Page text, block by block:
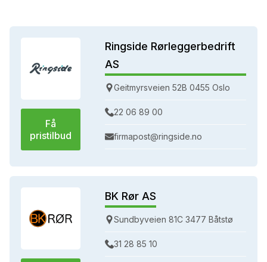
Få
pristilbud
Ringside Rørleggerbedrift
AS
Geitmyrsveien 52B 0455 Oslo
22 06 89 00
firmapost@ringside.no
BK Rør AS
Sundbyveien 81C 3477 Båtstø
31 28 85 10